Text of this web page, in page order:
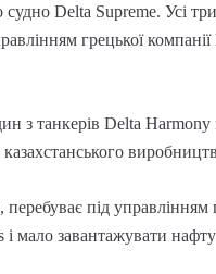
Delta Supreme. Усі три
грецької компанії
з танкерів Delta Harmony
під управлінням
і мало завантажувати